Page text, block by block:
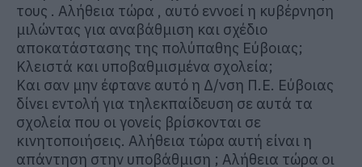
τους . Αλήθεια τώρα , αυτό εννοεί η κυβέρνηση
μιλώντας για αναβάθμιση και σχέδιο
αποκατάστασης της πολύπαθης Εύβοιας;
Κλειστά και υποβαθμισμένα σχολεία;
Και σαν μην έφτανε αυτό η Δ/νση Π.Ε. Εύβοιας
δίνει εντολή για τηλεκπαίδευση σε αυτά τα
σχολεία που οι γονείς βρίσκονται σε
κινητοποιήσεις. Αλήθεια τώρα αυτή είναι η
απάντηση στην υποβάθμιση ; Αλήθεια τώρα οι